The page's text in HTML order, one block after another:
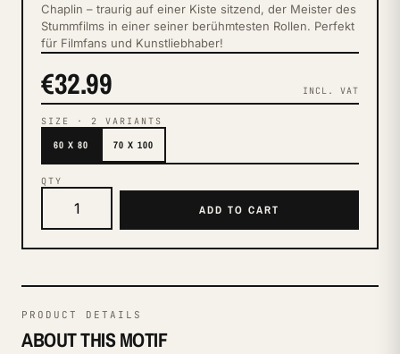
Chaplin – traurig auf einer Kiste sitzend, der Meister des
Stummfilms in einer seiner berühmtesten Rollen. Perfekt
für Filmfans und Kunstliebhaber!
€32.99 INCL. VAT
SIZE · 2 VARIANTS
60 X 80 70 X 100
QTY
ADD TO CART
PRODUCT DETAILS
ABOUT THIS MOTIF